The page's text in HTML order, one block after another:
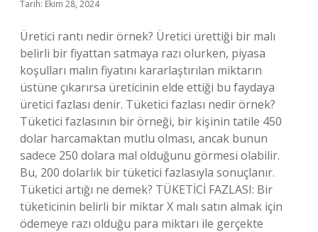
Tarih: Ekim 28, 2024
Üretici rantı nedir örnek? Üretici ürettiği bir malı
belirli bir fiyattan satmaya razı olurken, piyasa
koşulları malın fiyatını kararlaştırılan miktarın
üstüne çıkarırsa üreticinin elde ettiği bu faydaya
üretici fazlası denir. Tüketici fazlası nedir örnek?
Tüketici fazlasının bir örneği, bir kişinin tatile 450
dolar harcamaktan mutlu olması, ancak bunun
sadece 250 dolara mal olduğunu görmesi olabilir.
Bu, 200 dolarlık bir tüketici fazlasıyla sonuçlanır.
Tüketici artığı ne demek? TÜKETİCİ FAZLASI: Bir
tüketicinin belirli bir miktar X malı satın almak için
ödemeye razı olduğu para miktarı ile gerçekte